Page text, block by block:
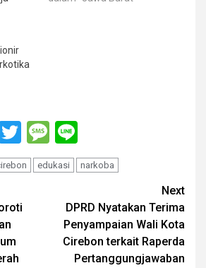
TwitterMessage
edukasi narkoba
Next
DPRD Nyatakan Terima
Penyampaian Wali Kota
Cirebon terkait Raperda
Pertanggungjawaban